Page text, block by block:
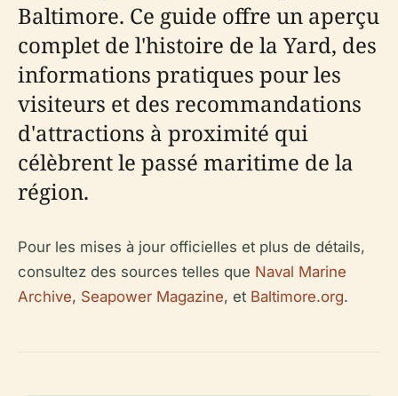
Baltimore. Ce guide offre un aperçu
complet de l'histoire de la Yard, des
informations pratiques pour les
visiteurs et des recommandations
d'attractions à proximité qui
célèbrent le passé maritime de la
région.
Pour les mises à jour officielles et plus de détails,
consultez des sources telles que Naval Marine
Archive, Seapower Magazine, et Baltimore.org.